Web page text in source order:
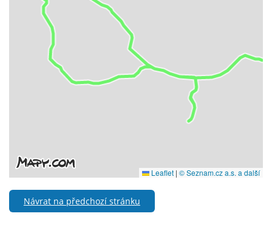
Návrat na předchozí stránku